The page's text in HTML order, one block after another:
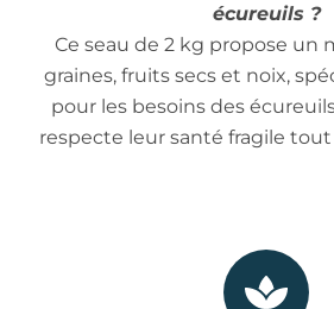
écureuils ?
Ce seau de 2 kg propose un
graines, fruits secs et noix,
pour les besoins des
respecte leur santé fragile